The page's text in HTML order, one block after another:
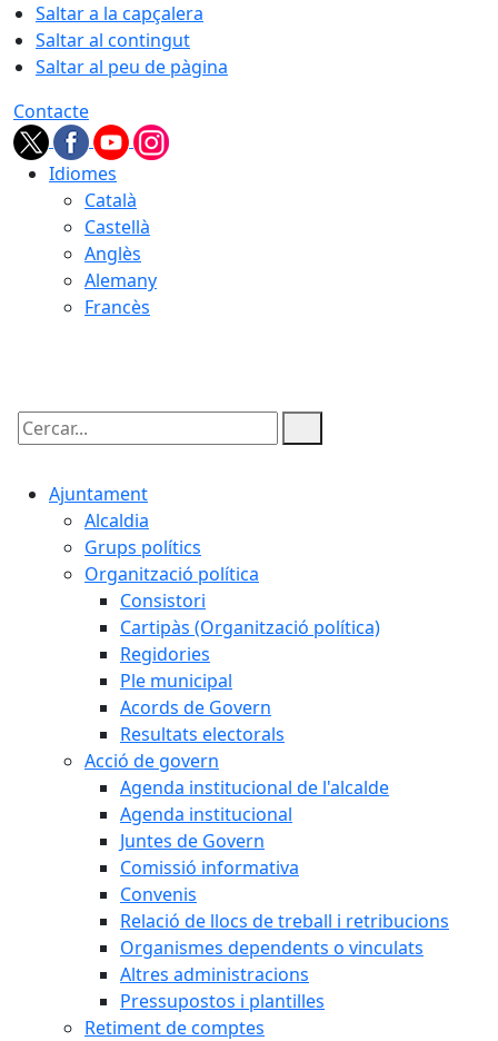
Saltar a la capçalera
Saltar al contingut
Saltar al peu de pàgina
Contacte
Idiomes
Català
Castellà
Anglès
Alemany
Francès
Cercar:
Ajuntament
Alcaldia
Grups polítics
Organització política
Consistori
Cartipàs (Organització política)
Regidories
Ple municipal
Acords de Govern
Resultats electorals
Acció de govern
Agenda institucional de l'alcalde
Agenda institucional
Juntes de Govern
Comissió informativa
Convenis
Relació de llocs de treball i retribucions
Organismes dependents o vinculats
Altres administracions
Pressupostos i plantilles
Retiment de comptes